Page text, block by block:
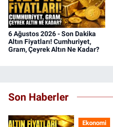
6 Ağustos 2026 - Son Dakika
Altın Fiyatları! Cumhuriyet,
Gram, Çeyrek Altın Ne Kadar?
Son Haberler
Ekonomi